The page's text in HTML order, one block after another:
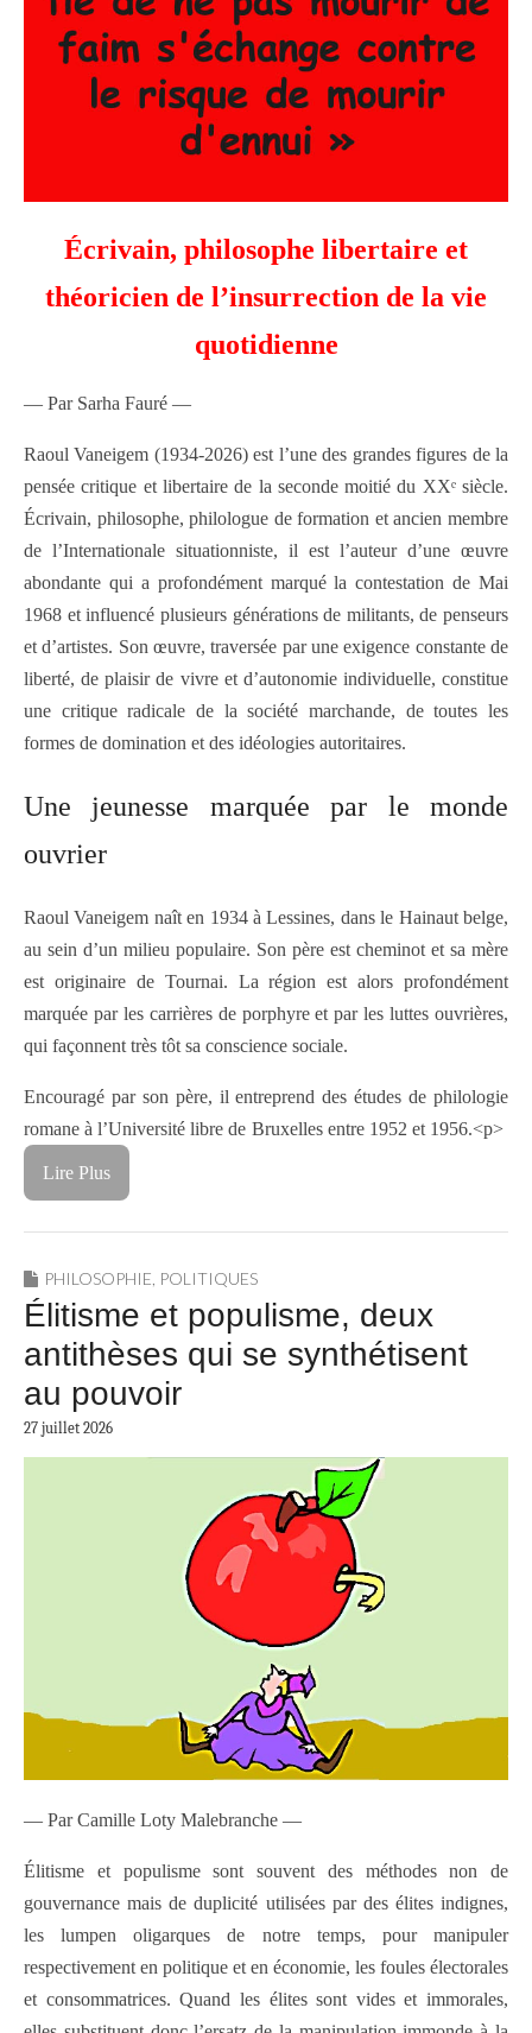
Écrivain, philosophe libertaire et
théoricien de l’insurrection de la vie
quotidienne
— Par Sarha Fauré —
Raoul Vaneigem (1934-2026) est l’une des grandes figures de la
pensée critique et libertaire de la seconde moitié du XXᵉ siècle.
Écrivain, philosophe, philologue de formation et ancien membre
de l’Internationale situationniste, il est l’auteur d’une œuvre
abondante qui a profondément marqué la contestation de Mai
1968 et influencé plusieurs générations de militants, de penseurs
et d’artistes. Son œuvre, traversée par une exigence constante de
liberté, de plaisir de vivre et d’autonomie individuelle, constitue
une critique radicale de la société marchande, de toutes les
formes de domination et des idéologies autoritaires.
Une jeunesse marquée par le monde
ouvrier
Raoul Vaneigem naît en 1934 à Lessines, dans le Hainaut belge,
au sein d’un milieu populaire. Son père est cheminot et sa mère
est originaire de Tournai. La région est alors profondément
marquée par les carrières de porphyre et par les luttes ouvrières,
qui façonnent très tôt sa conscience sociale.
Encouragé par son père, il entreprend des études de philologie
romane à l’Université libre de Bruxelles entre 1952 et 1956.<p>
Lire Plus
PHILOSOPHIE POLITIQUES
Élitisme et populisme, deux
antithèses qui se synthétisent
au pouvoir
27 juillet 2026
— Par Camille Loty Malebranche —
Élitisme et populisme sont souvent des méthodes non de
gouvernance mais de duplicité utilisées par des élites indignes,
les lumpen oligarques de notre temps, pour manipuler
respectivement en politique et en économie, les foules électorales
et consommatrices. Quand les élites sont vides et immorales,